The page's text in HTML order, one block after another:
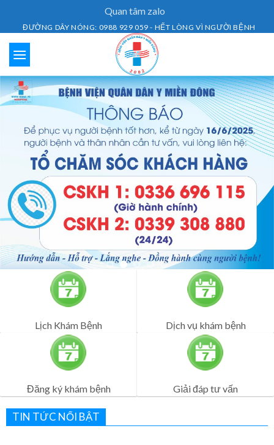
Quan tâm zalo
ĐƯỜNG DÂY NÓNG: 0988 929 059 - HẾT LÒNG VÌ NGƯỜI BỆNH
Lịch Khám Bệnh Dịch vụ khám bệnh
Đăng ký khám bệnh Giải đáp tư vấn
TIN TỨC NỔI BẬT